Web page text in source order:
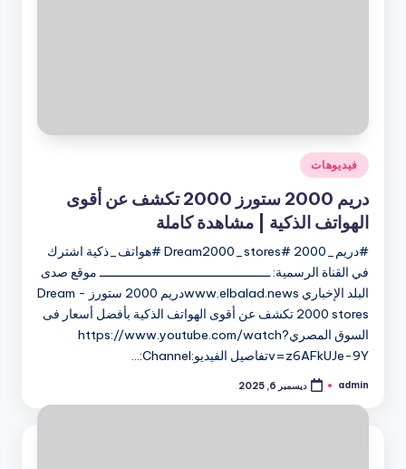
نُشر
في
فيديوهات
دريم 2000 ستورز 2000 تكشف عن أقوى
الهواتف الذكية | مشاهدة كاملة
#دريم_2000 #Dream2000_stores #هواتف_ذكية اشترك
في القناة الرسمية: ـــــــــــــــــــــــــــــــــــــــــــــــ موقع صدى
البلد الإخباري www.elbalad.newsدريم 2000 ستورز - Dream
2000 stores تكشف عن أقوى الهواتف الذكية بأفضل أسعار فى
السوق المصريhttps://www.youtube.com/watch?
v=z6AFkUJe-9Yتفاصيل الفيديو:Channel:…
تمّ
بواسطة
admin ديسمبر 6, 2025